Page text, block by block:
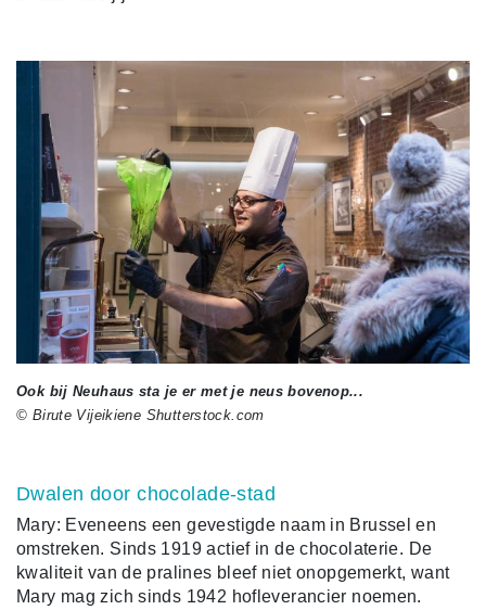
Ook bij Neuhaus sta je er met je neus bovenop...
© Birute Vijeikiene Shutterstock.com
Dwalen door chocolade-stad
Mary: Eveneens een gevestigde naam in Brussel en
omstreken. Sinds 1919 actief in de chocolaterie. De
kwaliteit van de pralines bleef niet onopgemerkt, want
Mary mag zich sinds 1942 hofleverancier noemen.